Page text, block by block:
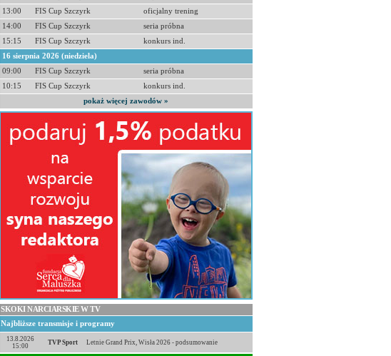
13:00
FIS Cup Szczyrk
oficjalny trening
14:00
FIS Cup Szczyrk
seria próbna
15:15
FIS Cup Szczyrk
konkurs ind.
16 sierpnia 2026 (niedziela)
09:00
FIS Cup Szczyrk
seria próbna
10:15
FIS Cup Szczyrk
konkurs ind.
pokaż więcej zawodów »
SKOKI NARCIARSKIE W TV
Najbliższe transmisje i programy
13.8.2026
15:00
TVP Sport Letnie Grand Prix, Wisła 2026 - podsumowanie